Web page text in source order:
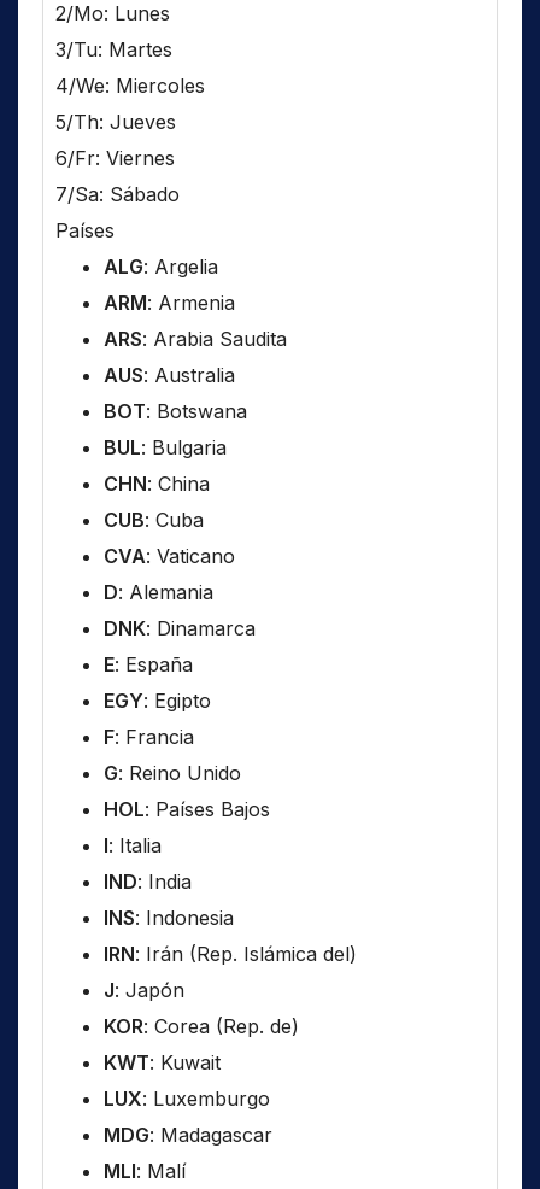
2/Mo: Lunes
3/Tu: Martes
4/We: Miercoles
5/Th: Jueves
6/Fr: Viernes
7/Sa: Sábado
Países
ALG: Argelia
ARM: Armenia
ARS: Arabia Saudita
AUS: Australia
BOT: Botswana
BUL: Bulgaria
CHN: China
CUB: Cuba
CVA: Vaticano
D: Alemania
DNK: Dinamarca
E: España
EGY: Egipto
F: Francia
G: Reino Unido
HOL: Países Bajos
I: Italia
IND: India
INS: Indonesia
IRN: Irán (Rep. Islámica del)
J: Japón
KOR: Corea (Rep. de)
KWT: Kuwait
LUX: Luxemburgo
MDG: Madagascar
MLI: Malí